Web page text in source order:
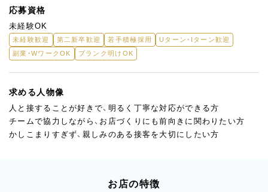
応募資格
未経験OK
未経験歓迎 第二新卒歓迎 若手積極採用
Uターン・Iターン歓迎
副業・WワークOK
ブランク明けOK
求める人物像
人と接することが好きで、明るく丁寧な対応ができる方
チームで協力しながら、お店づくりにも前向きに関わりたい方
かしこまりすぎず、親しみのある接客を大切にしたい方
お店の特徴